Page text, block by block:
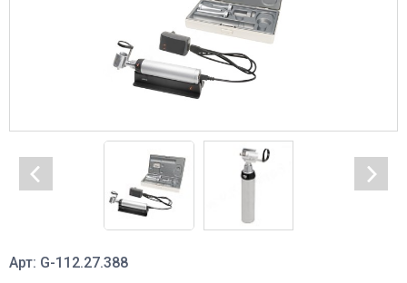
Арт: G-112.27.388